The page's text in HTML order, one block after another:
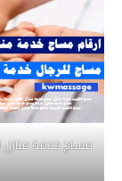
مساج خدمة منازل